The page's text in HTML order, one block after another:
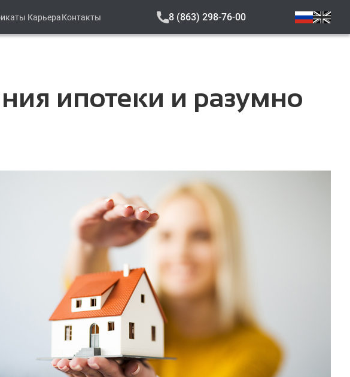
КарьераКонтакты 8 (863) 298-76-00
ипотеки и разумно